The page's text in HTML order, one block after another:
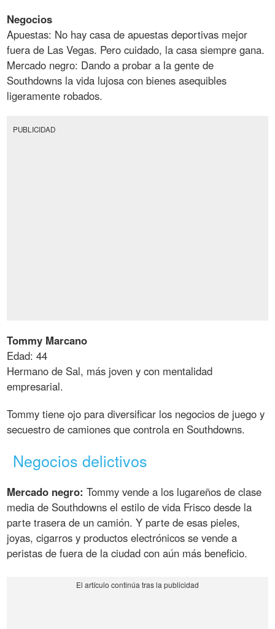
Negocios
Apuestas: No hay casa de apuestas deportivas mejor
fuera de Las Vegas. Pero cuidado, la casa siempre gana.
Mercado negro: Dando a probar a la gente de
Southdowns la vida lujosa con bienes asequibles
ligeramente robados.
PUBLICIDAD
Tommy Marcano
Edad: 44
Hermano de Sal, más joven y con mentalidad
empresarial.
Tommy tiene ojo para diversificar los negocios de juego y
secuestro de camiones que controla en Southdowns.
Negocios delictivos
Mercado negro: Tommy vende a los lugareños de clase
media de Southdowns el estilo de vida Frisco desde la
parte trasera de un camión. Y parte de esas pieles,
joyas, cigarros y productos electrónicos se vende a
peristas de fuera de la ciudad con aún más beneficio.